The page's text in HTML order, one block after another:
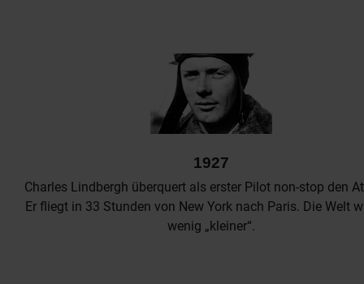
1927
Charles Lindbergh überquert als erster Pilot non-stop den
Er fliegt in 33 Stunden von New York nach Paris. Die Welt
wenig „kleiner“.